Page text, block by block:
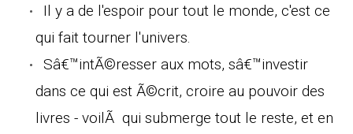
Il y a de l'espoir pour tout le monde, c'est ce
qui fait tourner l'univers.
Sâ€™intÃ©resser aux mots, sâ€™investir
dans ce qui est Ã©crit, croire au pouvoir des
livres - voilÃ qui submerge tout le reste, et en